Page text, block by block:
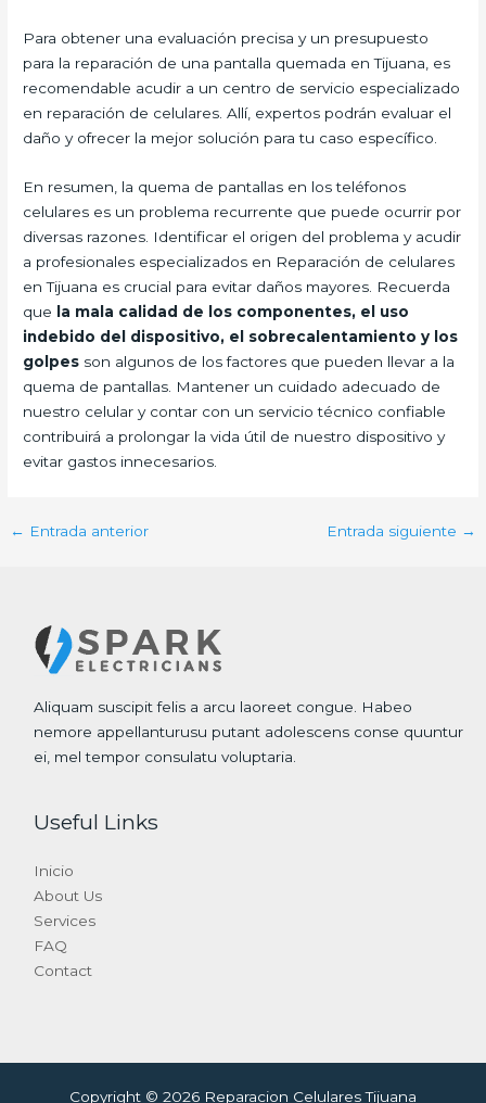
Para obtener una evaluación precisa y un presupuesto
para la reparación de una pantalla quemada en Tijuana, es
recomendable acudir a un centro de servicio especializado
en reparación de celulares. Allí, expertos podrán evaluar el
daño y ofrecer la mejor solución para tu caso específico.
En resumen, la quema de pantallas en los teléfonos
celulares es un problema recurrente que puede ocurrir por
diversas razones. Identificar el origen del problema y acudir
a profesionales especializados en Reparación de celulares
en Tijuana es crucial para evitar daños mayores. Recuerda
que
la mala calidad de los componentes, el uso
indebido del dispositivo, el sobrecalentamiento y los
golpes son algunos de los factores que pueden llevar a la
quema de pantallas. Mantener un cuidado adecuado de
nuestro celular y contar con un servicio técnico confiable
contribuirá a prolongar la vida útil de nuestro dispositivo y
evitar gastos innecesarios.
← Entrada anterior Entrada siguiente →
Aliquam suscipit felis a arcu laoreet congue. Habeo
nemore appellanturusu putant adolescens conse quuntur
ei, mel tempor consulatu voluptaria.
Useful Links
Inicio
About Us
Services
FAQ
Contact
Copyright © 2026 Reparacion Celulares Tijuana